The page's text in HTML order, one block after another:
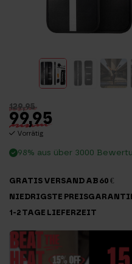
129,95
99,95
Vorrätig
98% aus über 3000
GRATIS VERSAND AB 60 €
NIEDRIGSTE
1-2 TAGE LIEFERZEIT